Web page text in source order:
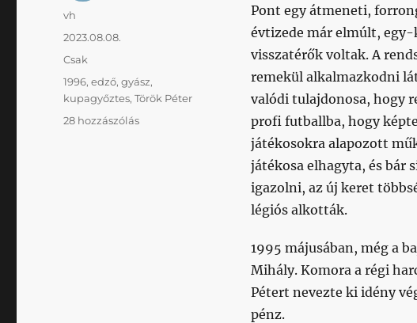
Pont egy átmeneti,
évtizede már elmúlt,
visszatérők voltak. A
remekül alkalmazkodni
valódi tulajdonosa, hogy
profi futballba, hogy
játékosokra alapozott
játékosa elhagyta, és bár
igazolni, az új keret
légiós alkották.
1995 májusában, még a
Mihály. Komora a régi
Pétert nevezte ki idény
pénz.
Szerző
vh
Közzétéve
2023.08.08.
Kategória
Csak
Címke
1996,edző,gyász,
kupagyőztes,Török Péter
28 hozzászólásElhunyt